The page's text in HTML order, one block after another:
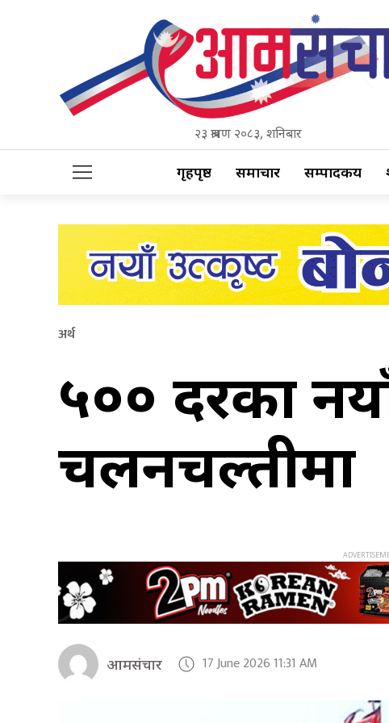
२३ श्रावण २०८३, शनिबार
गृहपृष्ठ समाचार सम्पादकीय
अर्थ
५०० दरका
चलनचल्तीमा
आमसंचार 17 June 2026 11:31 AM